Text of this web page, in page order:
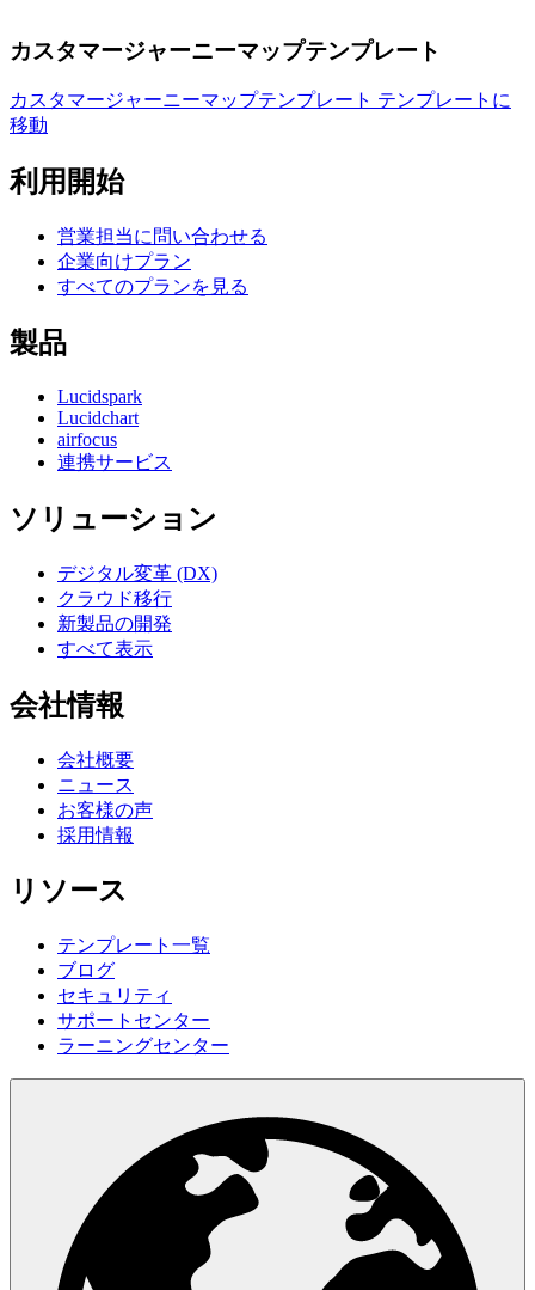
カスタマージャーニーマップテンプレート
カスタマージャーニーマップテンプレート テンプレートに
移動
利用開始
営業担当に問い合わせる
企業向けプラン
すべてのプランを見る
製品
Lucidspark
Lucidchart
airfocus
連携サービス
ソリューション
デジタル変革 (DX)
クラウド移行
新製品の開発
すべて表示
会社情報
会社概要
ニュース
お客様の声
採用情報
リソース
テンプレート一覧
ブログ
セキュリティ
サポートセンター
ラーニングセンター